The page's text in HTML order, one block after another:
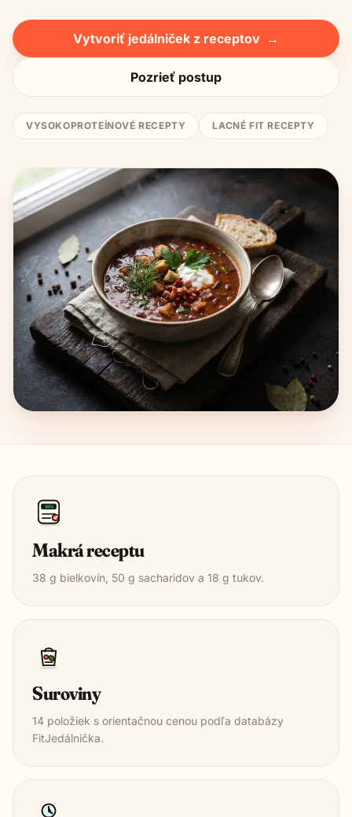
Vytvoriť jedálniček z receptov →
Pozrieť postup
VYSOKOPROTEÍNOVÉ RECEPTY LACNÉ FIT RECEPTY
1850
Makrá receptu
38 g bielkovín, 50 g sacharidov a 18 g tukov.
Suroviny
14 položiek s orientačnou cenou podľa databázy
FitJedálnička.